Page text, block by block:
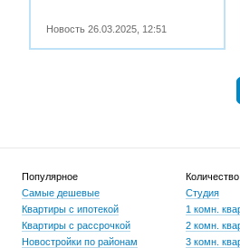
Новость26.03.2025 12:51
Популярное
Самые дешевые
Квартиры с ипотекой
Квартиры с рассрочкой
Новостройки по районам
Студия
1 комн.
2 комн.
3 комн.